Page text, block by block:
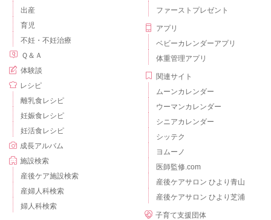
出産
育児
不妊・不妊治療
Ｑ＆Ａ
体験談
レシピ
離乳食レシピ
妊娠食レシピ
妊活食レシピ
成長アルバム
施設検索
産後ケア施設検索
産婦人科検索
婦人科検索
ファーストプレゼント
アプリ
ベビーカレンダーアプリ
体重管理アプリ
関連サイト
ムーンカレンダー
ウーマンカレンダー
シニアカレンダー
シッテク
ヨムーノ
医師監修.com
産後ケアサロン ひより青山
産後ケアサロン ひより芝浦
子育て支援団体